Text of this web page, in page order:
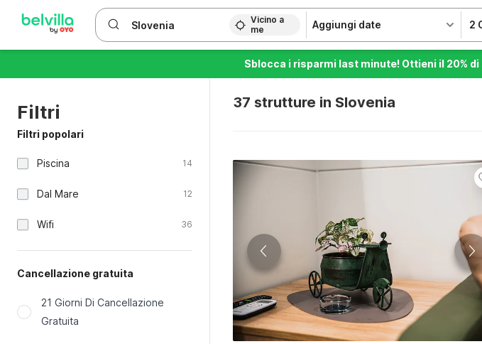
Vicino a
me
Aggiungi date 2
Sblocca i risparmi last minute! Ottieni il 20%
Filtri
Filtri popolari
Piscina 14
Dal Mare 12
Wifi 36
Cancellazione gratuita
21 Giorni Di Cancellazione
Gratuita
37 strutture in Slovenia